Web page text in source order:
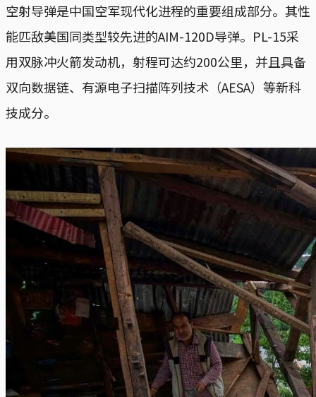
空射导弹是中国空军现代化进程的重要组成部分。其性
能匹敌美国同类型较先进的AIM-120D导弹。PL-15采
用双脉冲火箭发动机，射程可达约200公里，并且具备
双向数据链、有源电子扫描阵列技术（AESA）等新科
技成分。